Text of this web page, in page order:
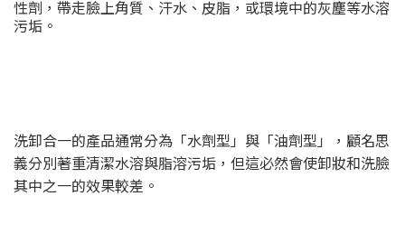
性劑，帶走臉上角質、汗水、皮脂，或環境中的灰塵等水溶
污垢。
洗卸合一的產品通常分為「水劑型」與「油劑型」，顧名思
義分別著重清潔水溶與脂溶污垢，但這必然會使卸妝和洗臉
其中之一的效果較差。